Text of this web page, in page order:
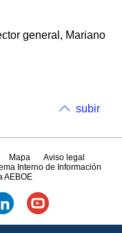
general, Mariano
subir
Mapa
Aviso legal
Interno de Información
AEBOE